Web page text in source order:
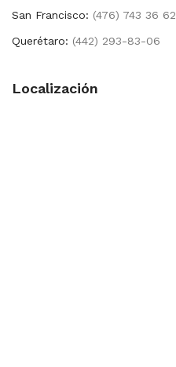
San Francisco: (476) 743 36 62
Querétaro: (442) 293-83-06
Localización